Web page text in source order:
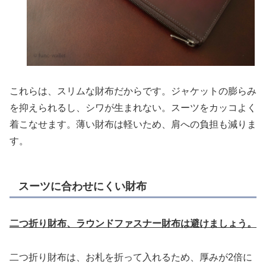
これらは、スリムな財布だからです。ジャケットの膨らみ
を抑えられるし、シワが生まれない。スーツをカッコよく
着こなせます。薄い財布は軽いため、肩への負担も減りま
す。
スーツに合わせにくい財布
二つ折り財布、ラウンドファスナー財布は避けましょう。
二つ折り財布は、お札を折って入れるため、厚みが2倍に